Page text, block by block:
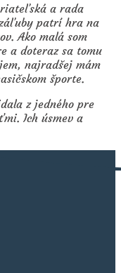
a rada
patrí hra na
Ako malá som
a doteraz sa tomu
najradšej mám
športe.
z jedného pre
Ich úsmev a